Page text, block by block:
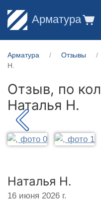
Арматура
Арматура Отзывы
Н.
Отзыв, по
Наталья Н.
Наталья Н.
16 июня 2026 г.